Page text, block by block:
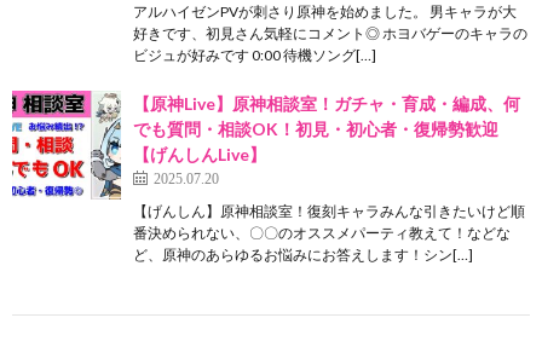
アルハイゼンPVが刺さり原神を始めました。 男キャラが大
好きです、初見さん気軽にコメント◎ ホヨバゲーのキャラの
ビジュが好みです 0:00 待機ソング[…]
【原神Live】原神相談室！ガチャ・育成・編成、何
でも質問・相談OK！初見・初心者・復帰勢歓迎
【げんしんLive】
2025.07.20
【げんしん】原神相談室！復刻キャラみんな引きたいけど順
番決められない、〇〇のオススメパーティ教えて！などな
ど、原神のあらゆるお悩みにお答えします！シン[…]